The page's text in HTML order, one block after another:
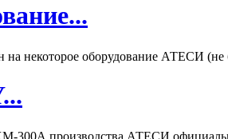
некоторое оборудование АТЕСИ (не
производства АТЕСИ